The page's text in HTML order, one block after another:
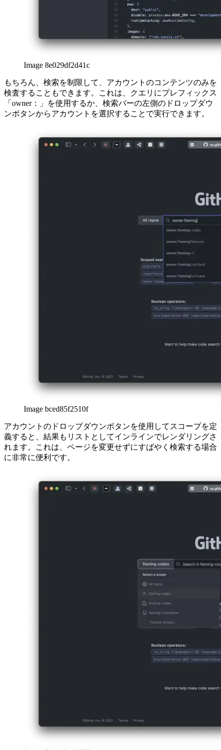
Image 8e029df2d41c
検査することもできます。これは、クエリにプレフィックス
「owner：」を使用するか、検索バーの左側のドロップダウ
Image bced85f2510f
義すると、結果もリストとしてインラインでレンダリングさ
れます。これは、ページを変更せずにすばやく検索する場合